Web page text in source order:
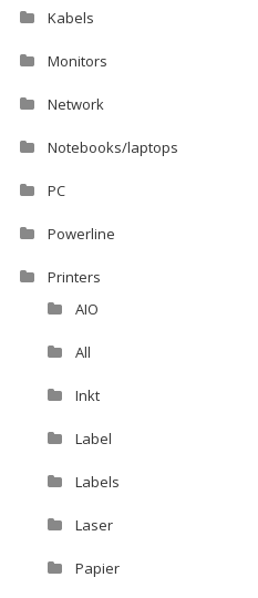
Kabels
Monitors
Network
Notebooks/laptops
PC
Powerline
Printers
AIO
All
Inkt
Label
Labels
Laser
Papier